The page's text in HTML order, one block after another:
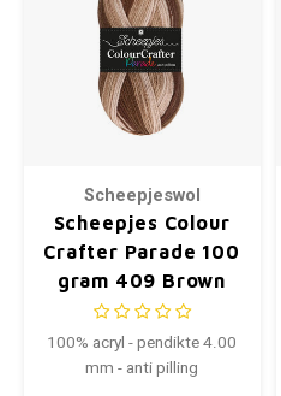
Scheepjeswol
Scheepjes Colour
Crafter Parade 100
gram 409 Brown
Blend
100% acryl - pendikte 4.00
mm - anti pilling